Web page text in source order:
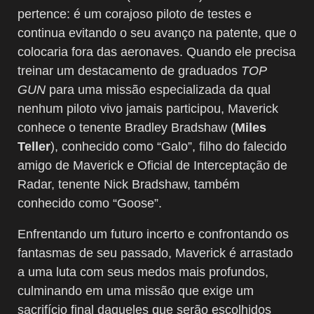
pertence: é um corajoso piloto de testes e
continua evitando o seu avanço na patente, que o
colocaria fora das aeronaves. Quando ele precisa
treinar um destacamento de graduados TOP
GUN para uma missão especializada da qual
nenhum piloto vivo jamais participou, Maverick
conhece o tenente Bradley Bradshaw (Miles
Teller), conhecido como “Galo”, filho do falecido
amigo de Maverick e Oficial de Interceptação de
Radar, tenente Nick Bradshaw, também
conhecido como “Goose”.
Enfrentando um futuro incerto e confrontando os
fantasmas de seu passado, Maverick é arrastado
a uma luta com seus medos mais profundos,
culminando em uma missão que exige um
sacrifício final daqueles que serão escolhidos